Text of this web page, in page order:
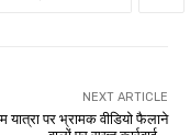
NEXT ARTICLE
यात्रा पर भ्रामक वीडियो फैलाने